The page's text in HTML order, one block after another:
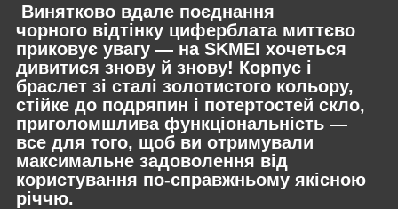
Винятково вдале поєднання
чорного відтінку циферблата миттєво
приковує увагу — на SKMEI хочеться
дивитися знову й знову! Корпус і
браслет зі сталі золотистого кольору,
стійке до подряпин і потертостей скло,
приголомшлива функціональність —
все для того, щоб ви отримували
максимальне задоволення від
користування по-справжньому якісною
річчю.